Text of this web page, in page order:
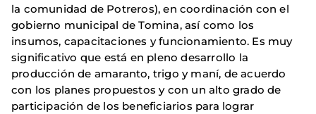
la comunidad de Potreros), en coordinación con el
gobierno municipal de Tomina, así como los
insumos, capacitaciones y funcionamiento. Es muy
significativo que está en pleno desarrollo la
producción de amaranto, trigo y maní, de acuerdo
con los planes propuestos y con un alto grado de
participación de los beneficiarios para lograr